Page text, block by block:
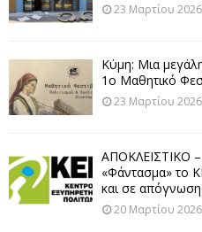
23 Μαρτίου 2026
Κύμη: Μια
1ο Μαθητικό
23 Μαρτίου 2026
ΑΠΟΚΛΕΙΣΤΙΚΟ –
«Φάντασμα» το
και σε απόγνωση
20 Μαρτίου 2026